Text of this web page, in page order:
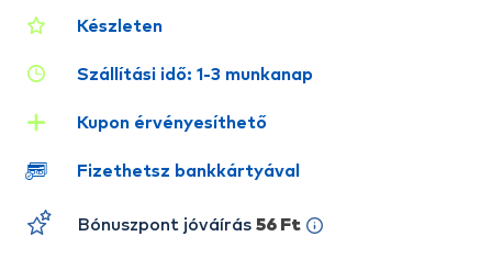
Készleten
Szállítási idő: 1-3 munkanap
Kupon érvényesíthető
Fizethetsz bankkártyával
Bónuszpont jóváírás 56 Ft